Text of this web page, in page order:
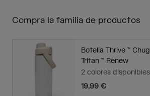
Compra la familia de productos
Botella Thrive ™
Tritan ™ Renew
2 colores disponibles
19,99 €